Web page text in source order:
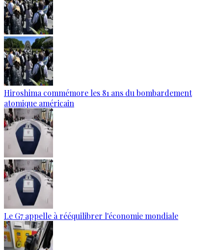
Hiroshima commémore les 81 ans du bombardement
atomique américain
Le G7 appelle à rééquilibrer l'économie mondiale